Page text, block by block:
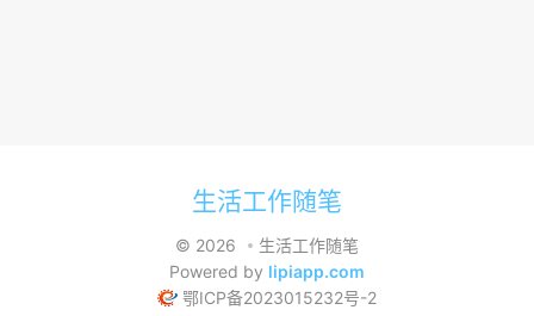
生活工作随笔
© 2026
生活工作随笔
Powered by lipiapp.com
鄂ICP备2023015232号-2